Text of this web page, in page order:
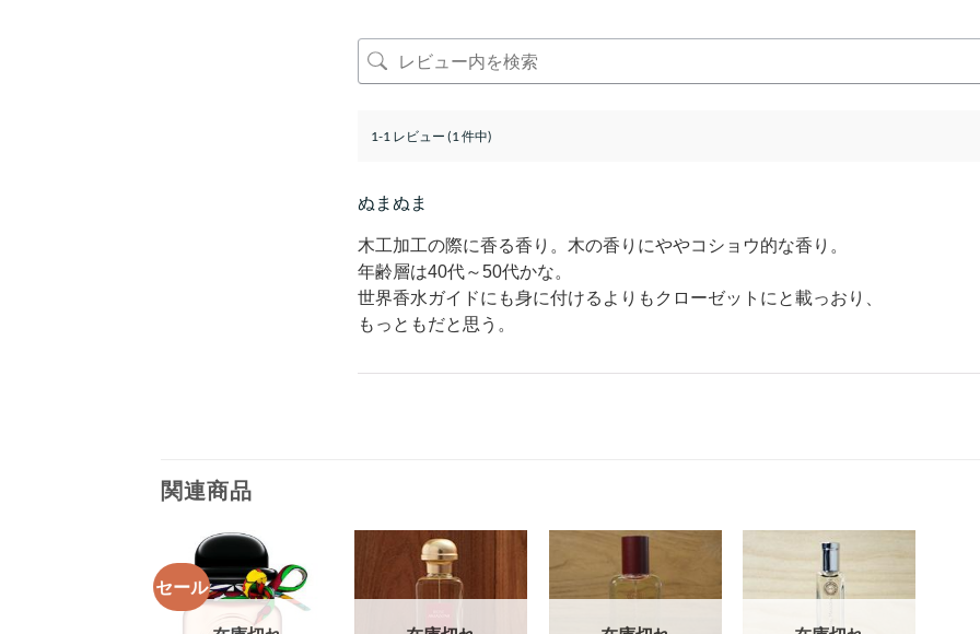
1-1 レビュー (1 件中)
ぬまぬま
木工加工の際に香る香り。木の香りにややコショウ的な香り。
年齢層は40代～50代かな。
世界香水ガイドにも身に付けるよりもクローゼットにと載っおり、
もっともだと思う。
関連商品
セール